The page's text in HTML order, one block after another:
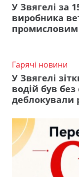
У Звягелі за
виробника
Гарячі новини
У Звягелі
водій був без
деблокували